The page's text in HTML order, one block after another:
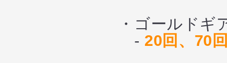
・ゴールドギ
- 20回、70